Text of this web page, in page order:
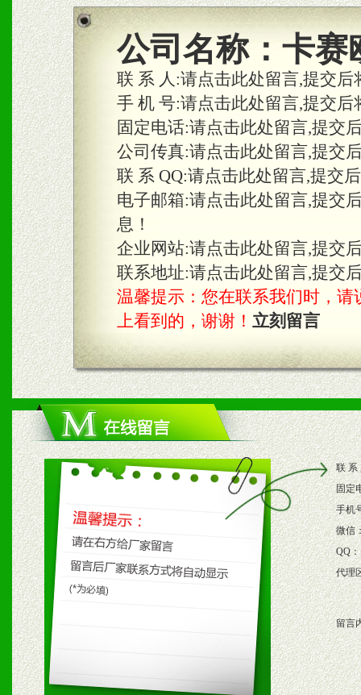
2、区域独家经营；建立区
合作关系。
三、物料及媒体
1、免费提供体验及宣传彩
2、不定期在各大知名网站
知名度和影响力。
3、根据地方实际情况提供
具。
四、市场操作及支持
1、根据区域市场协助制定
2、根据具体情况公司给予
3、根据市场需要，派驻区
保产品顺利销售。
4、根据市场情况公司给予
购支持。
五、退换货制度
公司名称： 卡赛
联 系 人:请点击此处留言,提交
手 机 号:请点击此处留言,提交
固定电话:请点击此处留言,提交
公司传真:请点击此处留言,提交
联 系 QQ:请点击此处留言,提交
电子邮箱:请点击此处留言,提交
息！
企业网站:请点击此处留言,提交
联系地址:请点击此处留言,提交
温馨提示：您在联系我们时，请
上看到的，谢谢！ 立刻留言
联 系
固定
手机
微信
QQ：
代理
留言